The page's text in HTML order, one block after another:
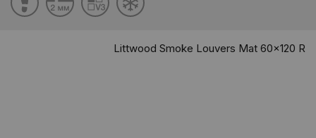
Littwood Smoke Louvers Mat 60x120 R